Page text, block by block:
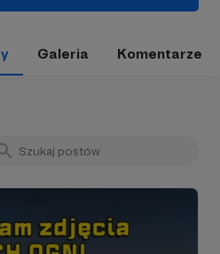
Galeria Komentarze